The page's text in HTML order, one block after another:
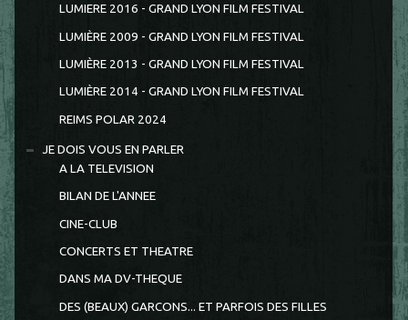
LUMIERE 2016 - GRAND LYON FILM FESTIVAL
LUMIÈRE 2009 - GRAND LYON FILM FESTIVAL
LUMIÈRE 2013 - GRAND LYON FILM FESTIVAL
LUMIÈRE 2014 - GRAND LYON FILM FESTIVAL
REIMS POLAR 2024
JE DOIS VOUS EN PARLER
A LA TELEVISION
BILAN DE L'ANNEE
CINE-CLUB
CONCERTS ET THEATRE
DANS MA DV-THEQUE
DES (BEAUX) GARCONS... ET PARFOIS DES FILLES